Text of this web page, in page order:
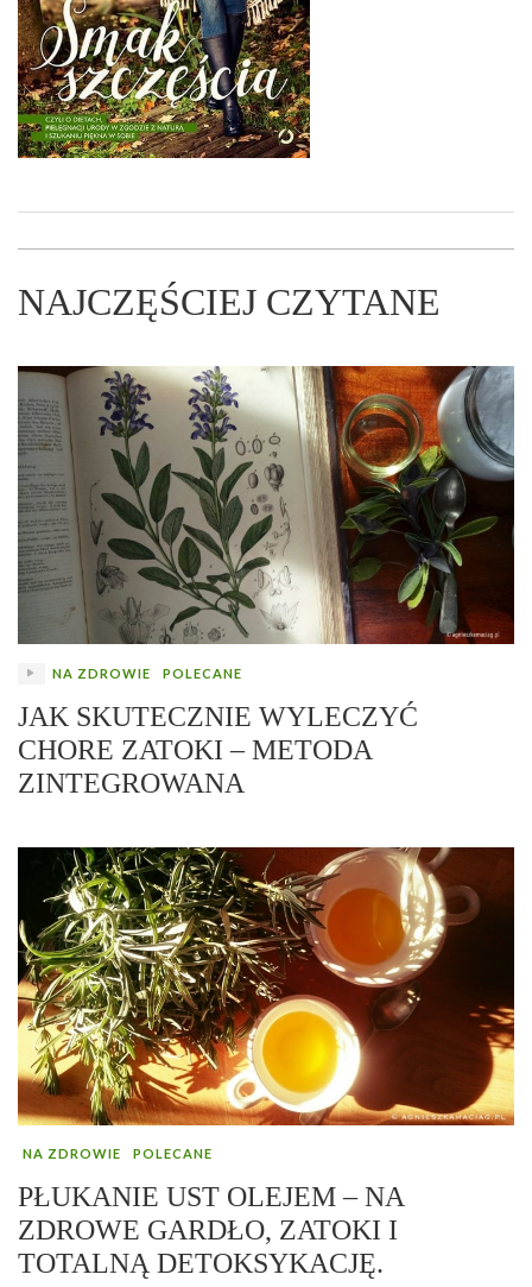
NAJCZĘŚCIEJ CZYTANE
NA ZDROWIE POLECANE
JAK SKUTECZNIE WYLECZYĆ
CHORE ZATOKI – METODA
ZINTEGROWANA
NA ZDROWIE POLECANE
PŁUKANIE UST OLEJEM – NA
ZDROWE GARDŁO, ZATOKI I
TOTALNĄ DETOKSYKACJĘ.